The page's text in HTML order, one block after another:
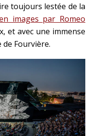
toujours lestée de la
images par Romeo
et avec une immense
Fourvière.